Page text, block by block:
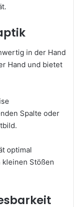
in der Hand
Hand und bietet
Spalte oder
optimal
Stößen